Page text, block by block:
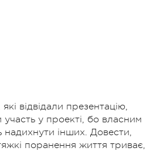
відвідали презентацію,
у проекті, бо власним
надихнути інших. Довести,
поранення життя триває,